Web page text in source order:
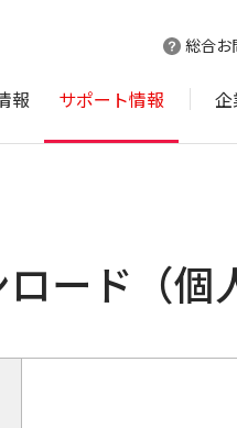
総合お
報 サポート情報
ード（個